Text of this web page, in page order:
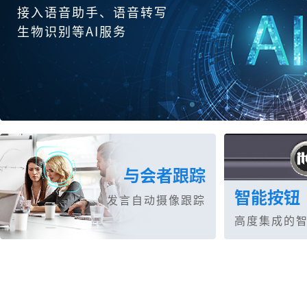
接入语音助手、语音转写
生物识别等AI服务
与会者跟踪
发言自动摄像跟踪 智能按钮
高度集成的